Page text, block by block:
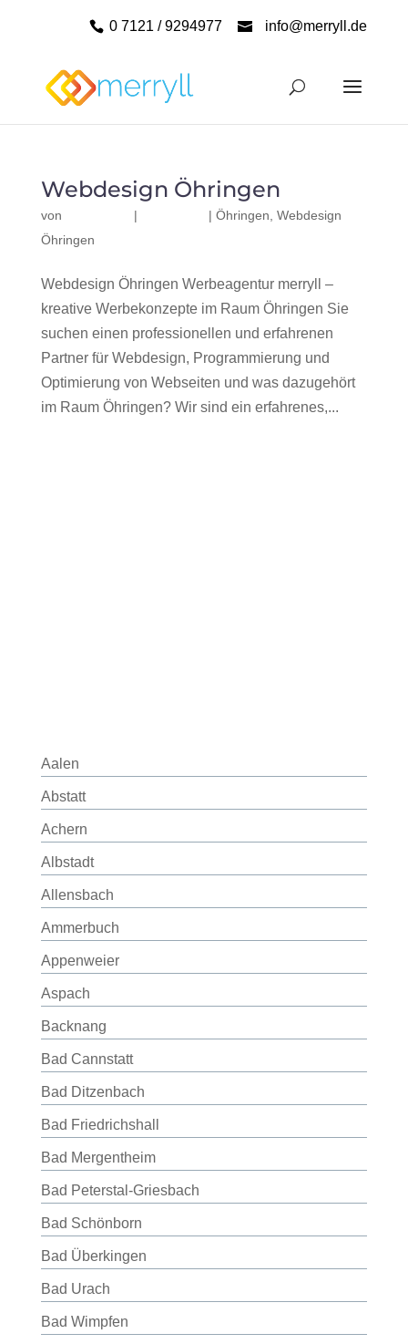
0 7121 / 9294977 info@merryll.de
Webdesign Öhringen
von | | Öhringen Webdesign
Öhringen
Webdesign Öhringen Werbeagentur merryll –
kreative Werbekonzepte im Raum Öhringen Sie
suchen einen professionellen und erfahrenen
Partner für Webdesign, Programmierung und
Optimierung von Webseiten und was dazugehört
im Raum Öhringen? Wir sind ein erfahrenes,...
Aalen
Abstatt
Achern
Albstadt
Allensbach
Ammerbuch
Appenweier
Aspach
Backnang
Bad Cannstatt
Bad Ditzenbach
Bad Friedrichshall
Bad Mergentheim
Bad Peterstal-Griesbach
Bad Schönborn
Bad Überkingen
Bad Urach
Bad Wimpfen